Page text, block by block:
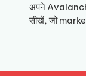
अपने
सीखें, जो